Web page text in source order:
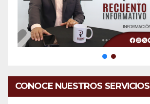
CONOCE NUESTROS SERVICIOS